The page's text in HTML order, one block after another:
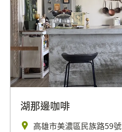
湖那邊咖啡
高雄市美濃區民族路59號